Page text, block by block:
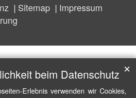
Sitemap
Impressum
beim Datenschutz
Erlebnis verwenden wir Cookies,
✕